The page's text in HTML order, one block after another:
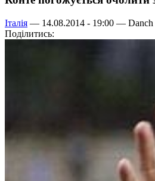
Італія — 14.08.2014 - 19:00 — Danch
Поділитись: